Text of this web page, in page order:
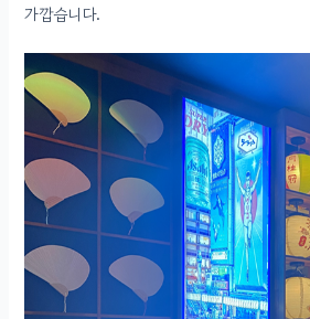
가깝습니다.